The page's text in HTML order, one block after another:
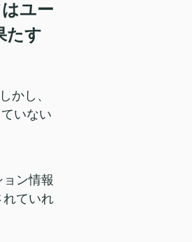
ユー
たす
かし、
いない
ン情報
れていれ